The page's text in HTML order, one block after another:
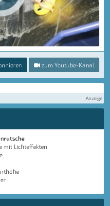
zum Youtube-Kanal
Anzeige
mit Lichteffekten